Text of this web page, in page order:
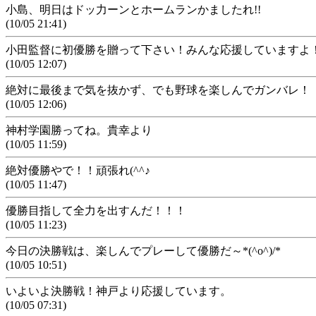
小島、明日はドッ力ーンとホームランかましたれ!!
(10/05 21:41)
小田監督に初優勝を贈って下さい！みんな応援していますよ
(10/05 12:07)
絶対に最後まで気を抜かず、でも野球を楽しんでガンバレ！
(10/05 12:06)
神村学園勝ってね。貴幸より
(10/05 11:59)
絶対優勝やで！！頑張れ(^^♪
(10/05 11:47)
優勝目指して全力を出すんだ！！！
(10/05 11:23)
今日の決勝戦は、楽しんでプレーして優勝だ～*(^o^)/*
(10/05 10:51)
いよいよ決勝戦！神戸より応援しています。
(10/05 07:31)